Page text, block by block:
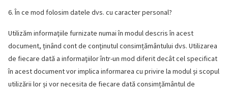
6. În ce mod folosim datele dvs. cu caracter personal?
Utilizăm informaţiile furnizate numai în modul descris în acest
document, ținând cont de conţinutul consimțământului dvs. Utilizarea
de fiecare dată a informaţiilor într-un mod diferit decât cel specificat
în acest document vor implica informarea cu privire la modul și scopul
utilizării lor și vor necesita de fiecare dată consimțământul de